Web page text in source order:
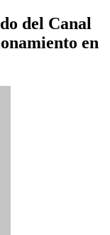
del Canal
en